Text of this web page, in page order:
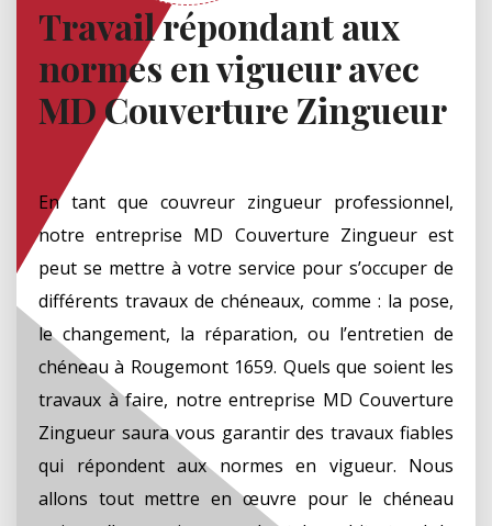
Travail répondant aux
normes en vigueur avec
MD Couverture Zingueur
En tant que couvreur zingueur professionnel,
notre entreprise MD Couverture Zingueur est
peut se mettre à votre service pour s’occuper de
différents travaux de chéneaux, comme : la pose,
le changement, la réparation, ou l’entretien de
chéneau à Rougemont 1659. Quels que soient les
travaux à faire, notre entreprise MD Couverture
Zingueur saura vous garantir des travaux fiables
qui répondent aux normes en vigueur. Nous
allons tout mettre en œuvre pour le chéneau